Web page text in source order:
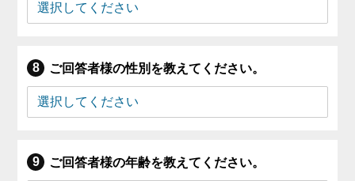
ご回答者様の性別を教えてください。
ご回答者様の年齢を教えてください。